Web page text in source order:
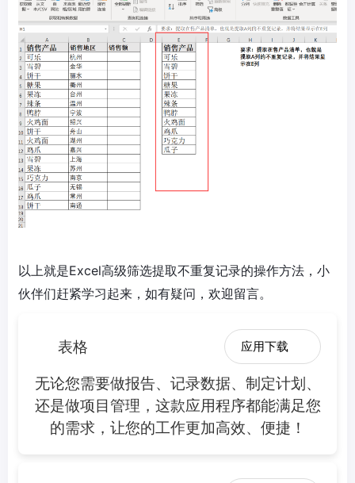
以上就是Excel高级筛选提取不重复记录的操作方法，小
伙伴们赶紧学习起来，如有疑问，欢迎留言。
表格 应用下载
无论您需要做报告、记录数据、制定计划、
还是做项目管理，这款应用程序都能满足您
的需求，让您的工作更加高效、便捷！